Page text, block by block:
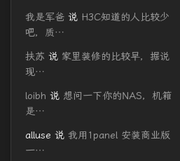
我是军爸 说 H3C知道的人比较少
吧，质…
扶苏 说 家里装修的比较早，据说
现…
loibh 说 想问一下你的NAS，机箱
是…
alluse 说 我用1panel 安装商业版
一…